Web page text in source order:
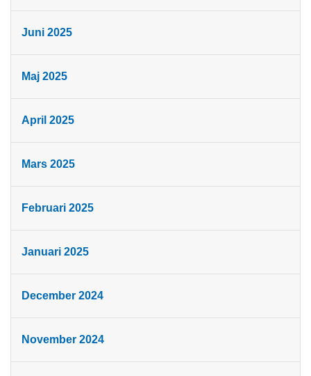
Juni 2025
Maj 2025
April 2025
Mars 2025
Februari 2025
Januari 2025
December 2024
November 2024